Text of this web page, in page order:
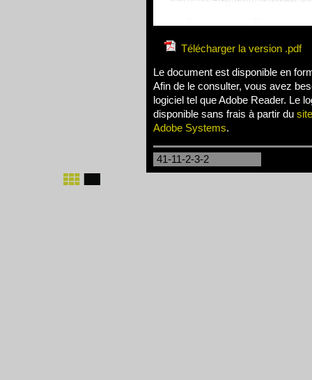
Télécharger la version .pdf
Le document est disponible en
Afin de le consulter, vous avez
logiciel tel que Adobe Reader. Le
disponible sans frais à partir du
Adobe Systems.
41-11-2-3-2